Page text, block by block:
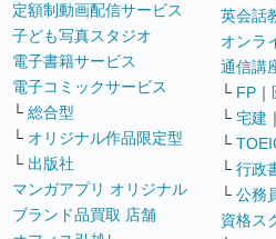
定額制動画配信サービス
子ども写真スタジオ
電子書籍サービス
電子コミックサービス
└ 総合型
└ オリジナル作品限定型
└ 出版社
マンガアプリ オリジナル
ブランド品買取 店舗
英会話
オンラ
通信講
└ FP ｜
└ 宅建 ｜
└
└ 行政
└ 公務
資格ス